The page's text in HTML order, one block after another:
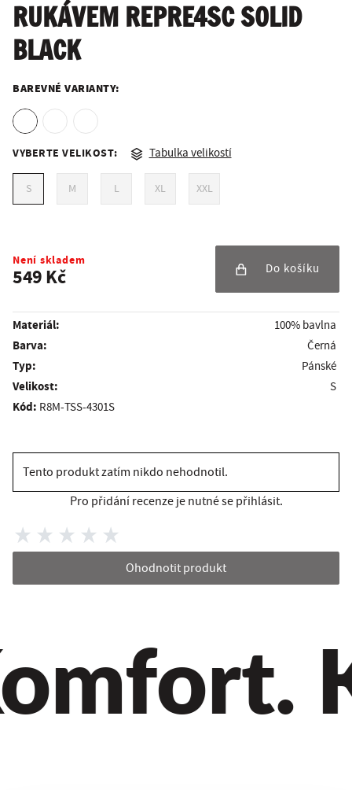
RUKÁVEM REPRE4SC SOLID
BLACK
BAREVNÉ VARIANTY:
VYBERTE VELIKOST: Tabulka velikostí
S M L XL XXL
Není skladem
549 Kč Do košíku
Materiál: 100% bavlna
Barva: Černá
Typ: Pánské
Velikost: S
Kód: R8M-TSS-4301S
Tento produkt zatím nikdo nehodnotil.
Pro přidání recenze je nutné se přihlásit.
Ohodnotit produkt